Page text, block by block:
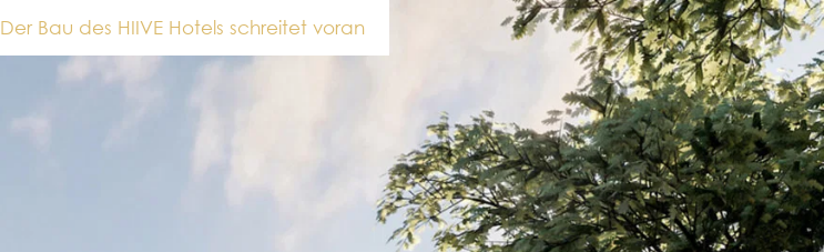
Der Bau des HIIVE Hotels schreitet voran